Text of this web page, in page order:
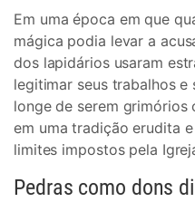
Em uma época em que
mágica podia levar a
dos lapidários usaram
legitimar seus trabalhos e
longe de serem grimórios
em uma tradição erudita
limites impostos pela
Pedras como dons